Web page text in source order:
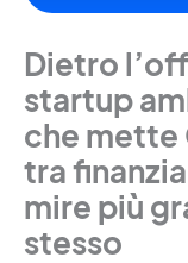
Dietro
startup
che mette
tra
mire più
stesso